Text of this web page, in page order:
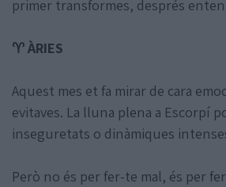
primer transformes, després
♈ ÀRIES
Aquest mes et fa mirar de cara
evitaves. La lluna plena a Escorpí
inseguretats o dinàmiques
Però no és per fer-te mal, és per